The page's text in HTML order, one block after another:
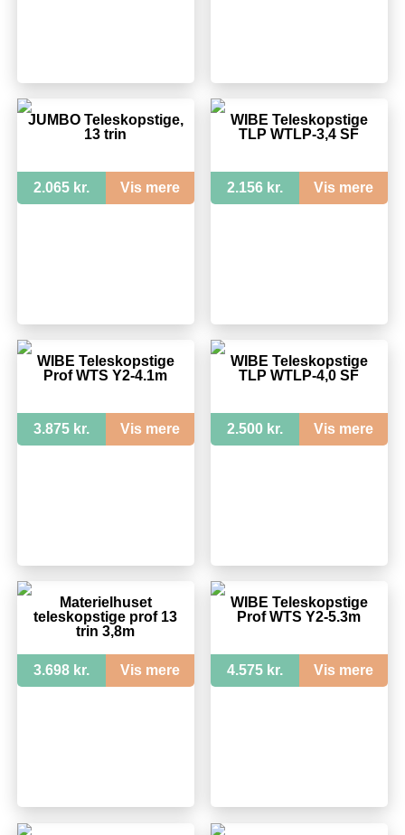
JUMBO Teleskopstige,
13 trin
2.065 kr. Vis mere
WIBE Teleskopstige
TLP WTLP-3,4 SF
2.156 kr. Vis mere
WIBE Teleskopstige
Prof WTS Y2-4.1m
3.875 kr. Vis mere
WIBE Teleskopstige
TLP WTLP-4,0 SF
2.500 kr. Vis mere
Materielhuset
teleskopstige prof 13
trin 3,8m
3.698 kr. Vis mere
WIBE Teleskopstige
Prof WTS Y2-5.3m
4.575 kr. Vis mere